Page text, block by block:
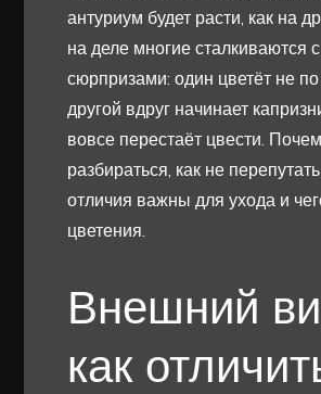
антуриум будет расти, как на
на деле многие сталкиваются с
сюрпризами: один цветёт не по
другой вдруг начинает
вовсе перестаёт цвести.
разбираться, как не
отличия важны для ухода и
цветения.
Внешний
как